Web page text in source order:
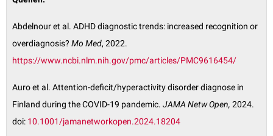
Abdelnour et al. ADHD diagnostic trends: increased recognition or
overdiagnosis? Mo Med, 2022.
https://www.ncbi.nlm.nih.gov/pmc/articles/PMC9616454/
Auro et al. Attention-deficit/hyperactivity disorder diagnose in
Finland during the COVID-19 pandemic. JAMA Netw Open, 2024.
doi: 10.1001/jamanetworkopen.2024.18204